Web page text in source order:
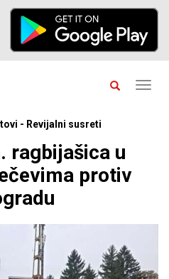
- Revijalni susreti
ragbijašica u
protiv